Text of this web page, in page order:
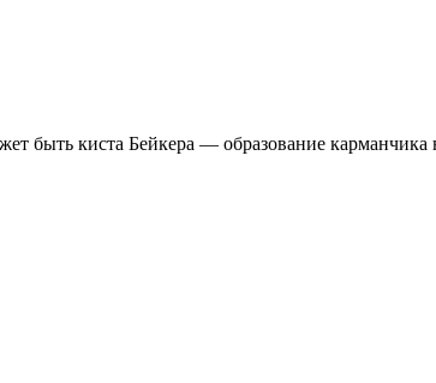
быть киста Бейкера — образование